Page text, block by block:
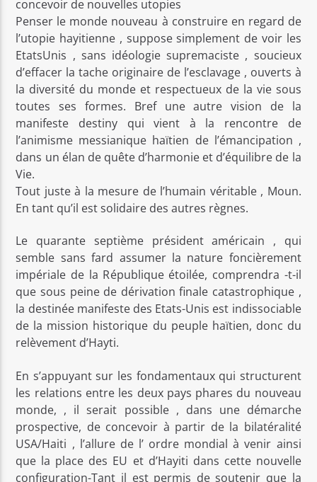
concevoir de nouvelles utopies
Penser le monde nouveau à construire en regard de
l’utopie hayitienne , suppose simplement de voir les
EtatsUnis , sans idéologie supremaciste , soucieux
d’effacer la tache originaire de l’esclavage , ouverts à
la diversité du monde et respectueux de la vie sous
toutes ses formes. Bref une autre vision de la
manifeste destiny qui vient à la rencontre de
l’animisme messianique haïtien de l’émancipation ,
dans un élan de quête d’harmonie et d’équilibre de la
Vie.
Tout juste à la mesure de l’humain véritable , Moun.
En tant qu’il est solidaire des autres règnes.
Le quarante septième président américain , qui
semble sans fard assumer la nature foncièrement
impériale de la République étoilée, comprendra -t-il
que sous peine de dérivation finale catastrophique ,
la destinée manifeste des Etats-Unis est indissociable
de la mission historique du peuple haïtien, donc du
relèvement d’Hayti.
En s’appuyant sur les fondamentaux qui structurent
les relations entre les deux pays phares du nouveau
monde, , il serait possible , dans une démarche
prospective, de concevoir à partir de la bilatéralité
USA/Haiti , l’allure de l’ ordre mondial à venir ainsi
que la place des EU et d’Hayiti dans cette nouvelle
configuration-Tant il est permis de soutenir que la